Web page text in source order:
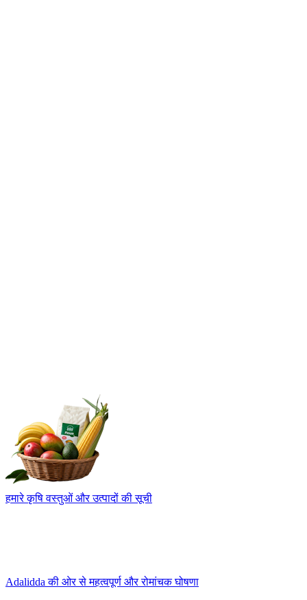
हमारे कृषि वस्तुओं और उत्पादों की सूची
Adalidda की ओर से महत्वपूर्ण और रोमांचक घोषणा